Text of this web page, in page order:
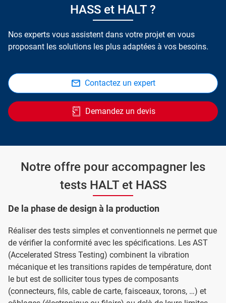
HASS et HALT ?
Nos experts vous assistent dans votre projet en vous
proposant les solutions les plus adaptées à vos besoins.
Contactez un expert
Demandez un devis
Notre offre pour accompagner les
tests HALT et HASS
De la phase de design à la production
Réaliser des tests simples et conventionnels ne permet que
de vérifier la conformité avec les spécifications. Les AST
(Accelerated Stress Testing) combinent la vibration
mécanique et les transitions rapides de température, dont
le but est de solliciter tous types de composants
(connecteurs, fils, cable de carte, faisceaux, torons, …) et